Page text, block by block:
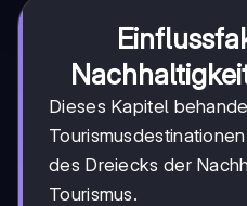
Dieses Kapitel
des Dreiecks der
Tourismus.